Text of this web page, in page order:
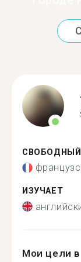
СВОБОДНЫЙ
ИЗУЧАЕТ
Мои цели в